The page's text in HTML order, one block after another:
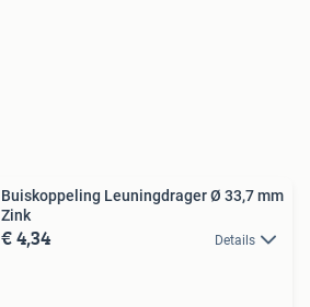
Buiskoppeling Leuningdrager Ø 33,7 mm
Zink
€ 4,34 Details